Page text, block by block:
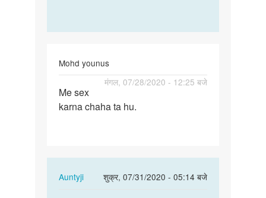
Mohd younus
मंगल, 07/28/2020 - 12:25 बजे
Me
sex
Me sex
karna chaha ta hu.
Auntyji
शुक्र, 07/31/2020 - 05:14 बजे
In